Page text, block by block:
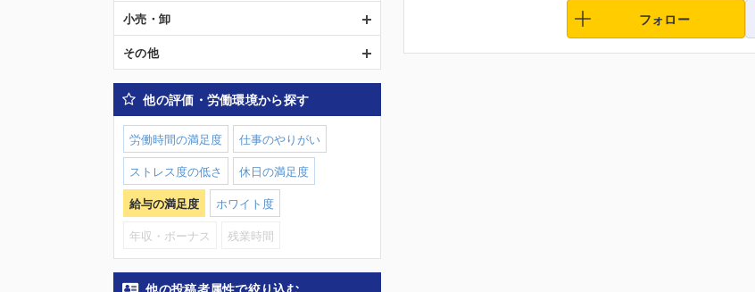
フォロー
小売・卸
その他
他の評価・労働環境から探す
労働時間の満足度
仕事のやりがい
ストレス度の低さ
休日の満足度
給与の満足度
ホワイト度
年収・ボーナス
残業時間
他の投稿者属性で絞り込む